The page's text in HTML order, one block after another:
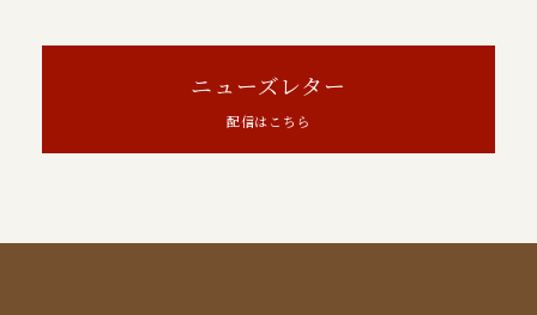
ニューズレター
配信はこちら